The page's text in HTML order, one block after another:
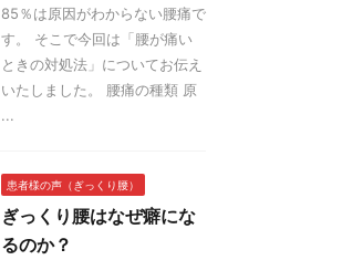
85％は原因がわからない腰痛で
す。 そこで今回は「腰が痛い
ときの対処法」についてお伝え
いたしました。 腰痛の種類 原
...
患者様の声（ぎっくり腰）
ぎっくり腰はなぜ癖にな
るのか？